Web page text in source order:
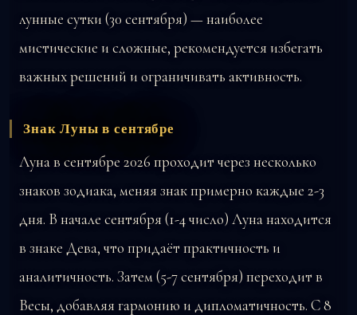
лунные сутки (30 сентября) — наиболее
мистические и сложные, рекомендуется избегать
важных решений и ограничивать активность.
Знак Луны в сентябре
Луна в сентябре 2026 проходит через несколько
знаков зодиака, меняя знак примерно каждые 2-3
дня. В начале сентября (1-4 число) Луна находится
в знаке Дева, что придаёт практичность и
аналитичность. Затем (5-7 сентября) переходит в
Весы, добавляя гармонию и дипломатичность. С 8